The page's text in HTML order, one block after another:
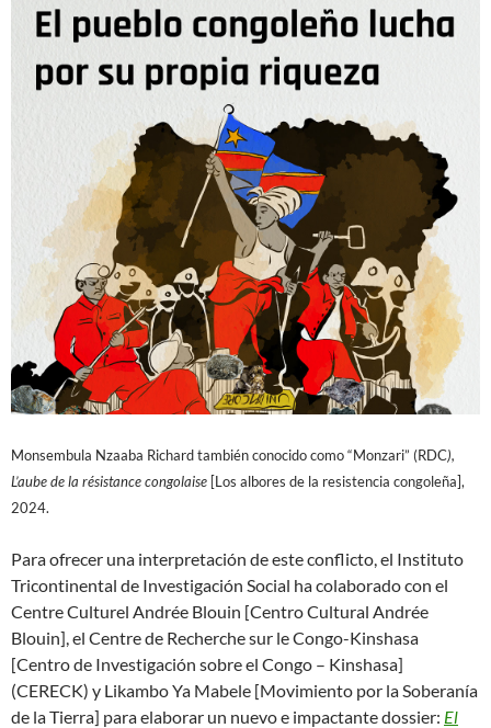
Monsembula Nzaaba Richard también conocido como “Monzari” (RDC),
L’aube de la résistance congolaise [Los albores de la resistencia congoleña],
2024.
Para ofrecer una interpretación de este conflicto, el Instituto
Tricontinental de Investigación Social ha colaborado con el
Centre Culturel Andrée Blouin [Centro Cultural Andrée
Blouin], el Centre de Recherche sur le Congo-Kinshasa
[Centro de Investigación sobre el Congo – Kinshasa]
(CERECK) y Likambo Ya Mabele [Movimiento por la Soberanía
de la Tierra] para elaborar un nuevo e impactante dossier: El